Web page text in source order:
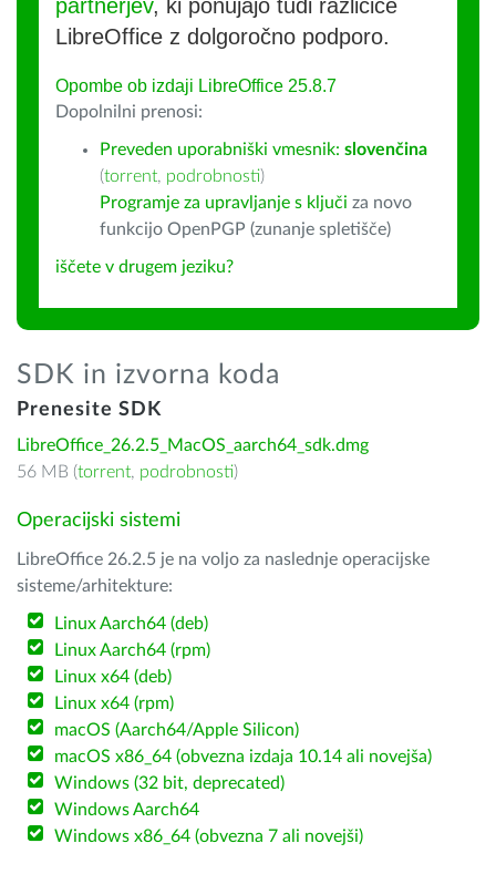
partnerjev, ki ponujajo tudi različice
LibreOffice z dolgoročno podporo.
Opombe ob izdaji LibreOffice 25.8.7
Dopolnilni prenosi:
Preveden uporabniški vmesnik: slovenčina
(torrent, podrobnosti)
Programje za upravljanje s ključi za novo
funkcijo OpenPGP (zunanje spletišče)
iščete v drugem jeziku?
SDK in izvorna koda
Prenesite SDK
LibreOffice_26.2.5_MacOS_aarch64_sdk.dmg
56 MB (torrent, podrobnosti)
Operacijski sistemi
LibreOffice 26.2.5 je na voljo za naslednje operacijske
sisteme/arhitekture:
Linux Aarch64 (deb)
Linux Aarch64 (rpm)
Linux x64 (deb)
Linux x64 (rpm)
macOS (Aarch64/Apple Silicon)
macOS x86_64 (obvezna izdaja 10.14 ali novejša)
Windows (32 bit, deprecated)
Windows Aarch64
Windows x86_64 (obvezna 7 ali novejši)